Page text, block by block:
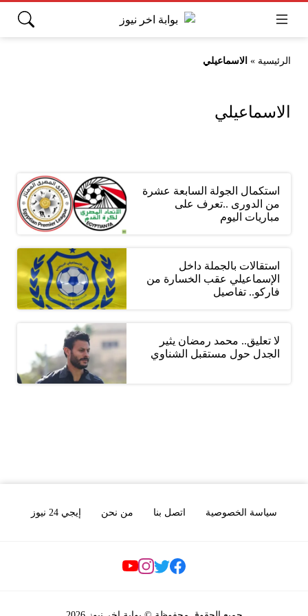
الرئيسية » الاسماعيلي
الاسماعيلي
استكمال الجولة السابعة عشرة
من الدورى ..تعرف على
مباريات اليوم
استقالات بالجملة داخل
الإسماعيلي عقب الخسارة من
فاركو.. تفاصيل
لا تعليق.. محمد رمضان يثير
الجدل حول مستقبل الشناوي
سياسة الخصوصية اتصل بنا من نحن إيجي 24 نيوز
Social Links